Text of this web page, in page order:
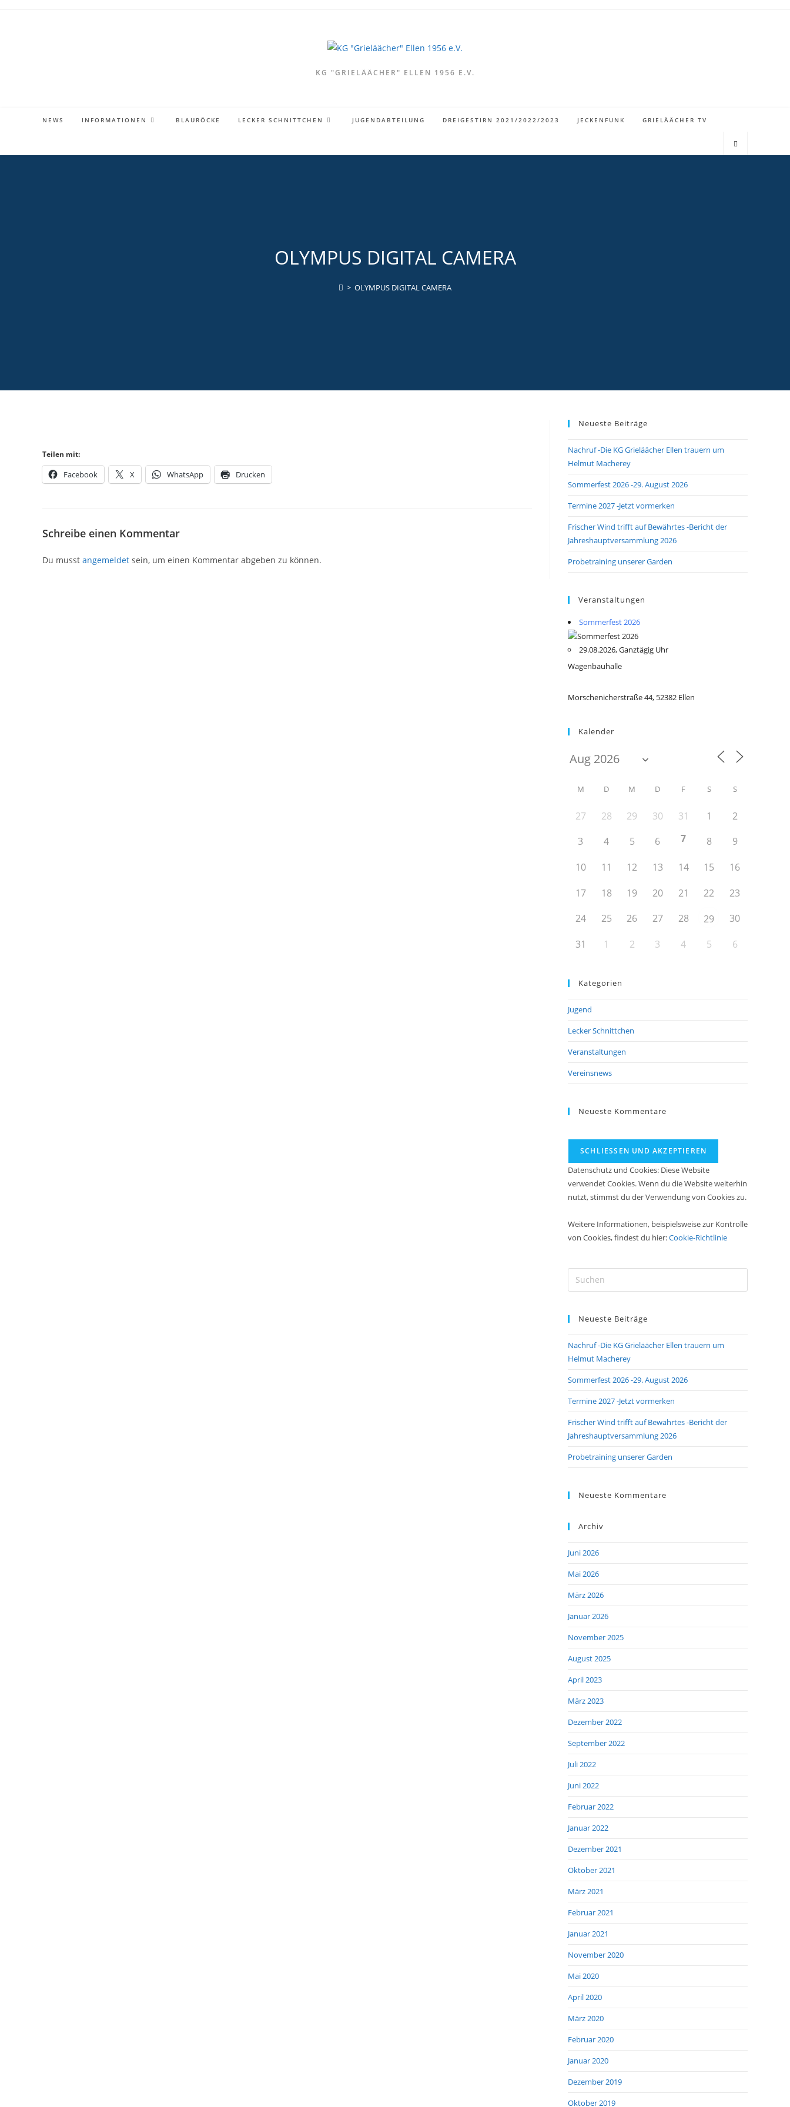
KG "GRIELÄÄCHER" ELLEN 1956 E.V.
NEWS INFORMATIONEN BLAURÖCKE LECKER SCHNITTCHEN JUGENDABTEILUNG DREIGESTIRN 2021/2022/2023 JECKENFUNK GRIELÄÄCHER TV
OLYMPUS DIGITAL CAMERA
> OLYMPUS DIGITAL CAMERA
Teilen mit:
Facebook X WhatsApp Drucken
Schreibe einen Kommentar
Du musst angemeldet sein, um einen Kommentar abgeben zu können.
Neueste Beiträge
Nachruf -Die KG Grieläächer Ellen trauern um
Helmut Macherey
Sommerfest 2026 -29. August 2026
Termine 2027 -Jetzt vormerken
Frischer Wind trifft auf Bewährtes -Bericht der
Jahreshauptversammlung 2026
Probetraining unserer Garden
Veranstaltungen
Sommerfest 2026
29.08.2026, Ganztägig Uhr
Wagenbauhalle
Morschenicherstraße 44, 52382 Ellen
Kalender
M D M D F S S
27 28 29 30 31 1
2
3
4 5 6 7 8
9
10
11 12 13 14 15
16
17
18 19 20 21 22
23
24
25 26 27 28 29
30
31
1 2 3 4 5 6
Kategorien
Jugend
Lecker Schnittchen
Veranstaltungen
Vereinsnews
Neueste Kommentare
Datenschutz und Cookies: Diese Website
verwendet Cookies. Wenn du die Website weiterhin
nutzt, stimmst du der Verwendung von Cookies zu.
Weitere Informationen, beispielsweise zur Kontrolle
von Cookies, findest du hier:Cookie-Richtlinie
Escape
Neueste Beiträge
Nachruf -Die KG Grieläächer Ellen trauern um
Helmut Macherey
Sommerfest 2026 -29. August 2026
Termine 2027 -Jetzt vormerken
Frischer Wind trifft auf Bewährtes -Bericht der
Jahreshauptversammlung 2026
Probetraining unserer Garden
Neueste Kommentare
Archiv
Juni 2026
Mai 2026
März 2026
Januar 2026
November 2025
August 2025
April 2023
März 2023
Dezember 2022
September 2022
Juli 2022
Juni 2022
Februar 2022
Januar 2022
Dezember 2021
Oktober 2021
März 2021
Februar 2021
Januar 2021
November 2020
Mai 2020
April 2020
März 2020
Februar 2020
Januar 2020
Dezember 2019
Oktober 2019